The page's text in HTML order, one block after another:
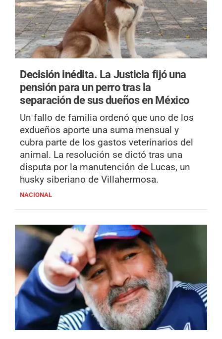
Decisión inédita. La Justicia fijó una
pensión para un perro tras la
separación de sus dueños en México
Un fallo de familia ordenó que uno de los
exdueños aporte una suma mensual y
cubra parte de los gastos veterinarios del
animal. La resolución se dictó tras una
disputa por la manutención de Lucas, un
husky siberiano de Villahermosa.
NACIONAL